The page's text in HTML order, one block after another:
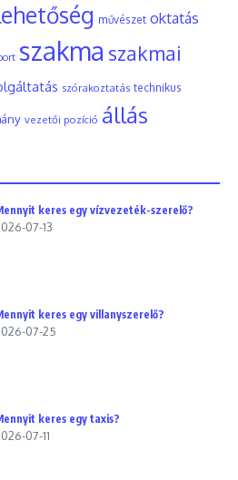
művészet oktatás
szakma szakmai
szórakoztatás technikus
vezetői pozíció állás
keres egy vízvezeték-szerelő?
07-13
keres egy villanyszerelő?
07-25
keres egy taxis?
07-11